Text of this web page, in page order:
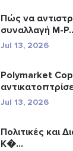
Πώς να
συναλλαγή M-
Jul 13, 2026
Polymarket
Jul 13, 2026
Πολιτικές και
Κ�...